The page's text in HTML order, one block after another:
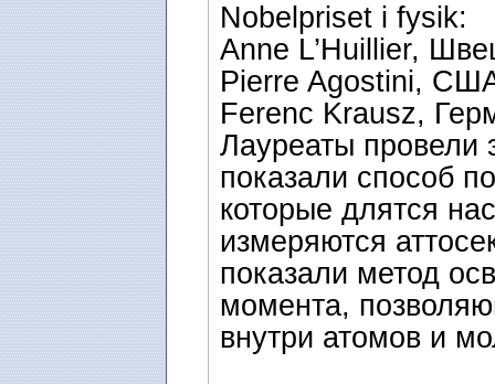
Nobelpriset i fysik:
Anne L’Huillier,
Pierre Agostini,
Ferenc Krausz,
Лауреаты провели
показали способ
которые длятся
измеряются
показали метод
момента,
внутри атомов и